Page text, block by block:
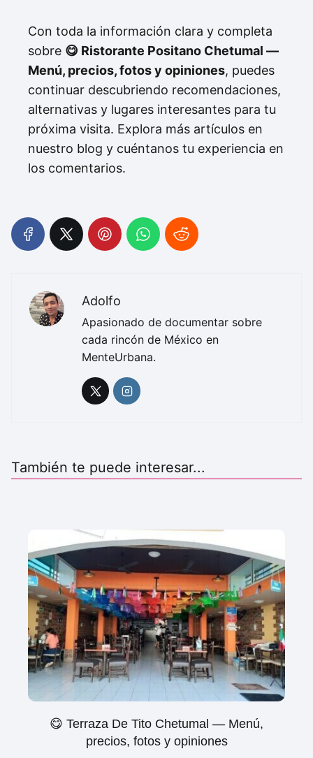
Con toda la información clara y completa
sobre 😋 Ristorante Positano Chetumal —
Menú, precios, fotos y opiniones, puedes
continuar descubriendo recomendaciones,
alternativas y lugares interesantes para tu
próxima visita. Explora más artículos en
nuestro blog y cuéntanos tu experiencia en
los comentarios.
Adolfo
Apasionado de documentar sobre
cada rincón de México en
MenteUrbana.
También te puede interesar...
😋 Terraza De Tito Chetumal — Menú,
precios, fotos y opiniones